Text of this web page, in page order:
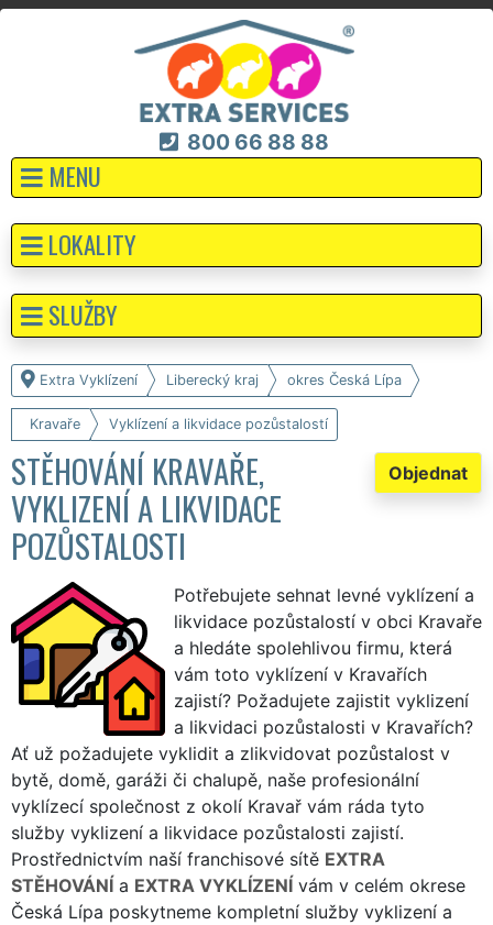
800 66 88 88
MENU
Extra Vyklízení Liberecký kraj okres Česká Lípa
Kravaře Vyklízení a likvidace pozůstalostí
Objednat
STĚHOVÁNÍ KRAVAŘE,
VYKLIZENÍ A LIKVIDACE
POZŮSTALOSTI
Potřebujete sehnat levné vyklízení a
likvidace pozůstalostí v obci Kravaře
a hledáte spolehlivou firmu, která
vám toto vyklízení v Kravařích
zajistí? Požadujete zajistit vyklizení
a likvidaci pozůstalosti v Kravařích?
Ať už požadujete vyklidit a zlikvidovat pozůstalost v
bytě, domě, garáži či chalupě, naše profesionální
vyklízecí společnost z okolí Kravař vám ráda tyto
služby vyklizení a likvidace pozůstalosti zajistí.
Prostřednictvím naší franchisové sítě EXTRA
STĚHOVÁNÍ a EXTRA VYKLÍZENÍ vám v celém okrese
Česká Lípa poskytneme kompletní služby vyklizení a
LOKALITY
SLUŽBY